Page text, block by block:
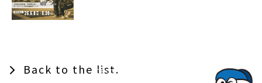
Back to the list.TOPでコナミコマンドを入れてみよ★